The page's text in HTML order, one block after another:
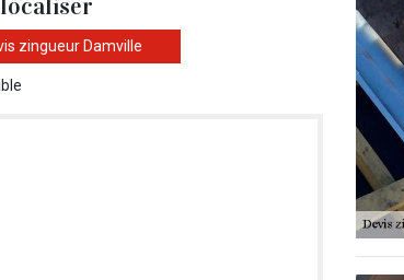
zingueur Damville